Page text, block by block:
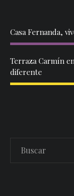
Casa Fernanda,
Terraza Carmín
diferente